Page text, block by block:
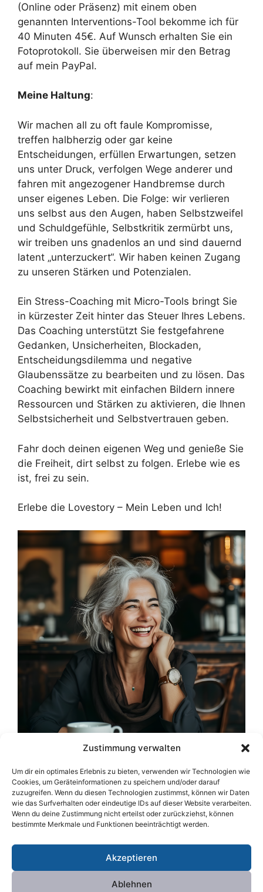
Zustimmung verwalten
Um dir ein optimales Erlebnis zu bieten, verwenden wir Technologien wie
Cookies, um Geräteinformationen zu speichern und/oder darauf
zuzugreifen. Wenn du diesen Technologien zustimmst, können wir Daten
wie das Surfverhalten oder eindeutige IDs auf dieser Website verarbeiten.
Wenn du deine Zustimmung nicht erteilst oder zurückziehst, können
bestimmte Merkmale und Funktionen beeinträchtigt werden.
Akzeptieren
Ablehnen
(Online oder Präsenz) mit einem oben
genannten Interventions-Tool bekomme ich für
40 Minuten 45€. Auf Wunsch erhalten Sie ein
Fotoprotokoll. Sie überweisen mir den Betrag
auf mein PayPal.
Meine Haltung:
Wir machen all zu oft faule Kompromisse,
treffen halbherzig oder gar keine
Entscheidungen, erfüllen Erwartungen, setzen
uns unter Druck, verfolgen Wege anderer und
fahren mit angezogener Handbremse durch
unser eigenes Leben. Die Folge: wir verlieren
uns selbst aus den Augen, haben Selbstzweifel
und Schuldgefühle, Selbstkritik zermürbt uns,
wir treiben uns gnadenlos an und sind dauernd
latent „unterzuckert“. Wir haben keinen Zugang
zu unseren Stärken und Potenzialen.
Ein Stress-Coaching mit Micro-Tools bringt Sie
in kürzester Zeit hinter das Steuer Ihres Lebens.
Das Coaching unterstützt Sie festgefahrene
Gedanken, Unsicherheiten, Blockaden,
Entscheidungsdilemma und negative
Glaubenssätze zu bearbeiten und zu lösen. Das
Coaching bewirkt mit einfachen Bildern innere
Ressourcen und Stärken zu aktivieren, die Ihnen
Selbstsicherheit und Selbstvertrauen geben.
Fahr doch deinen eigenen Weg und genieße Sie
die Freiheit, dirt selbst zu folgen. Erlebe wie es
ist, frei zu sein.
Erlebe die Lovestory – Mein Leben und Ich!
Ein Hinweis: Wow-Coaching ist keine Therapie.
Es bietet jederzeit Transparenz über die
Methodik. Mit respektvoller und humorvoller
Kommunikation gehen wir Ihren Themen auf